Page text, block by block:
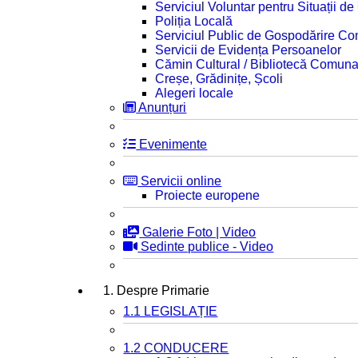
Serviciul Voluntar pentru Situații de
Poliția Locală
Serviciul Public de Gospodărire
Servicii de Evidența Persoanelor
Cămin Cultural / Bibliotecă
Creșe, Grădinițe, Școli
Alegeri locale
Anunțuri
Evenimente
Servicii online
Proiecte europene
Galerie Foto | Video
Sedinte publice - Video
1. Despre Primarie
1.1 LEGISLAȚIE
1.2 CONDUCERE